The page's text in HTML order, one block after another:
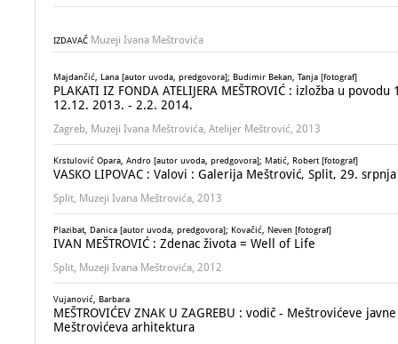
IZDAVAČ Muzeji Ivana Meštrovića
Majdančić, Lana [autor uvoda, predgovora]; Budimir Bekan, Tanja [fotograf]
PLAKATI IZ FONDA ATELIJERA MEŠTROVIĆ : izložba u
12.12. 2013. - 2.2. 2014.
Zagreb, Muzeji Ivana Meštrovića, Atelijer Meštrović, 2013
Krstulović Opara, Andro [autor uvoda, predgovora]; Matić, Robert [fotograf]
VASKO LIPOVAC : Valovi : Galerija Meštrović, Split, 29.
Split, Muzeji Ivana Meštrovića, 2013
Plazibat, Danica [autor uvoda, predgovora]; Kovačić, Neven [fotograf]
IVAN MEŠTROVIĆ : Zdenac života = Well of Life
Split, Muzeji Ivana Meštrovića, 2012
Vujanović, Barbara
MEŠTROVIĆEV ZNAK U ZAGREBU : vodič - Meštrovićeve
Meštrovićeva arhitektura